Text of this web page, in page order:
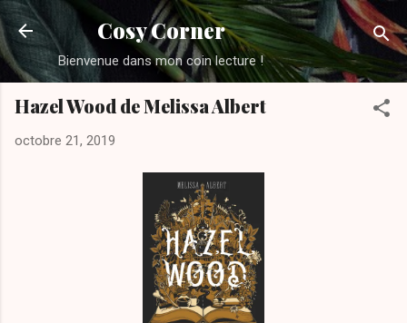
Accéder au contenu principal
Cosy Corner
Bienvenue dans mon coin lecture !
Hazel Wood de Melissa Albert
octobre 21, 2019